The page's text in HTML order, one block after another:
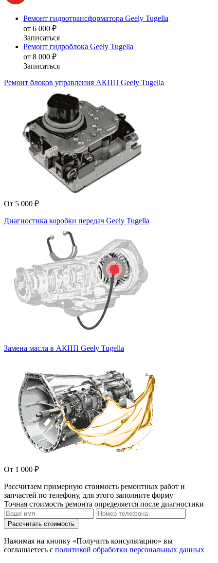
Ремонт гидротрансформатора Geely Tugella
от 6 000 ₽
Записаться
Ремонт гидроблока Geely Tugella
от 8 000 ₽
Записаться
Ремонт блоков управления АКПП Geely Tugella
От 5 000 ₽
Диагностика коробки передач Geely Tugella
Замена масла в АКПП Geely Tugella
От 1 000 ₽
Рассчитаем примерную стоимость ремонтных работ и
запчастей по телефону, для этого заполните форму
Точная стоимость ремонта определяется после диагностики
Рассчитать стоимость
Нажимая на кнопку «Получить консультацию» вы
соглашаетесь с политикой обработки персональных данных